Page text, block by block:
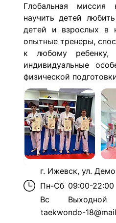
Глобальная
научить детей
детей и взрослых в
опытные тренеры,
к любому ребенку,
индивидуальные
физической
г. Ижевск, ул.
Пн-Сб 09:00-22:00
Вс
Выходной
taekwondo-